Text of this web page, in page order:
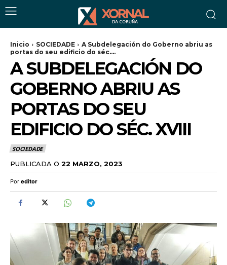
Inicio SOCIEDADE
A Subdelegación do Goberno abriu as
portas do seu edificio do séc....
A SUBDELEGACIÓN DO
GOBERNO ABRIU AS
PORTAS DO SEU
EDIFICIO DO SÉC. XVIII
SOCIEDADE
PUBLICADA O 22 MARZO, 2023
Por editor